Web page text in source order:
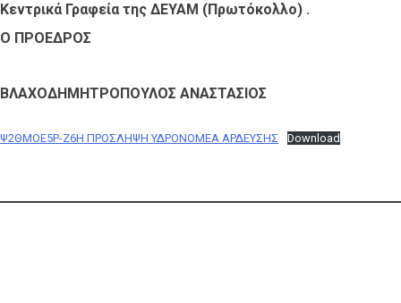
Κεντρικά Γραφεία της ΔΕΥΑM (Πρωτόκολλο) .
Ο ΠΡΟΕΔΡΟΣ
ΒΛΑΧΟΔΗΜΗΤΡΟΠΟΥΛΟΣ ΑΝΑΣΤΑΣΙΟΣ
Ψ2ΘΜΟΕ5Ρ-Ζ6Η ΠΡΟΣΛΗΨΗ ΥΔΡΟΝΟΜΕA ΑΡΔΕΥΣΗΣ Download